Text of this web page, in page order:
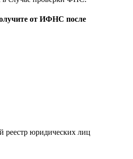
от ИФНС после
реестр юридических лиц